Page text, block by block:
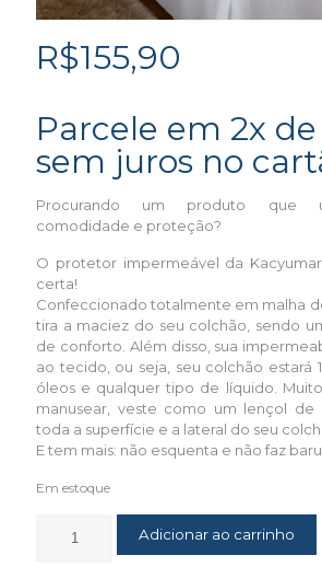
R$155,90
Parcele em 2x de
sem juros no
Procurando um produto que
comodidade e proteção?
O protetor impermeável da
certa!
Confeccionado totalmente em malha
tira a maciez do seu colchão, sendo
de conforto. Além disso, sua
ao tecido, ou seja, seu colchão estará
óleos e qualquer tipo de líquido.
manusear, veste como um lençol de
toda a superfície e a lateral do seu
E tem mais: não esquenta e não faz
Em estoque
Adicionar ao carrinho